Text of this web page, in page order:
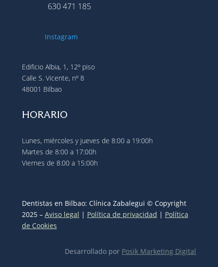
630 471 185
Instagram
Edificio Albia, 1, 12º piso
Calle S. Vicente, nº 8
48001 Bilbao
HORARIO
Lunes, miércoles y jueves de 8:00 a 19:00h
Martes de 8:00 a 17:00h
Viernes de 8:00 a 15:00h
Dentistas en Bilbao: Clínica Zabalegui © Copyright
2025 – Aviso legal | Política de privacidad | Política
de Cookies
Desarrollado por Posik Marketing Digital